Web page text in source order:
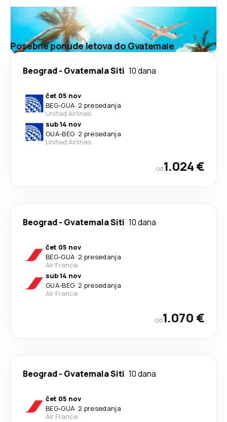
Posebne ponude letova do Gvatemale
Beograd- Gvatemala Siti 10 dana
čet 05 nov
BEG-GUA· 2 presedanja
United Airlines
sub 14 nov
GUA-BEG· 2 presedanja
United Airlines
od1.024 €
Beograd- Gvatemala Siti 10 dana
čet 05 nov
BEG-GUA· 2 presedanja
Air France
sub 14 nov
GUA-BEG· 2 presedanja
Air France
od1.070 €
Beograd- Gvatemala Siti 10 dana
čet 05 nov
BEG-GUA· 2 presedanja
Air France